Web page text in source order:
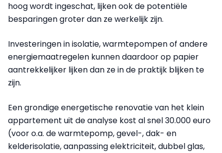
hoog wordt ingeschat, lijken ook de potentiële
besparingen groter dan ze werkelijk zijn.
Investeringen in isolatie, warmtepompen of andere
energiemaatregelen kunnen daardoor op papier
aantrekkelijker lijken dan ze in de praktijk blijken te
zijn.
Een grondige energetische renovatie van het klein
appartement uit de analyse kost al snel 30.000 euro
(voor o.a. de warmtepomp, gevel-, dak- en
kelderisolatie, aanpassing elektriciteit, dubbel glas,